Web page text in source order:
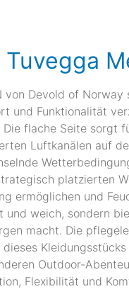
von Devold of
und Funktionalität
Die flache Seite
Luftkanälen auf
platzierten
ermöglichen und
weich, sondern
macht. Die
Outdoor-
Flexibilität und